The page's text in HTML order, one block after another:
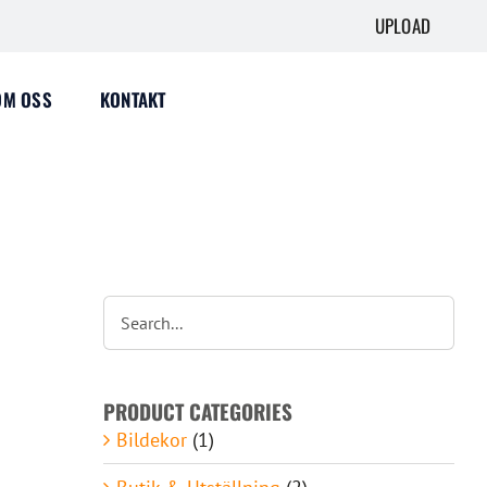
UPLOAD
OSS KONTAKT
PRODUCT CATEGORIES
Bildekor (1)